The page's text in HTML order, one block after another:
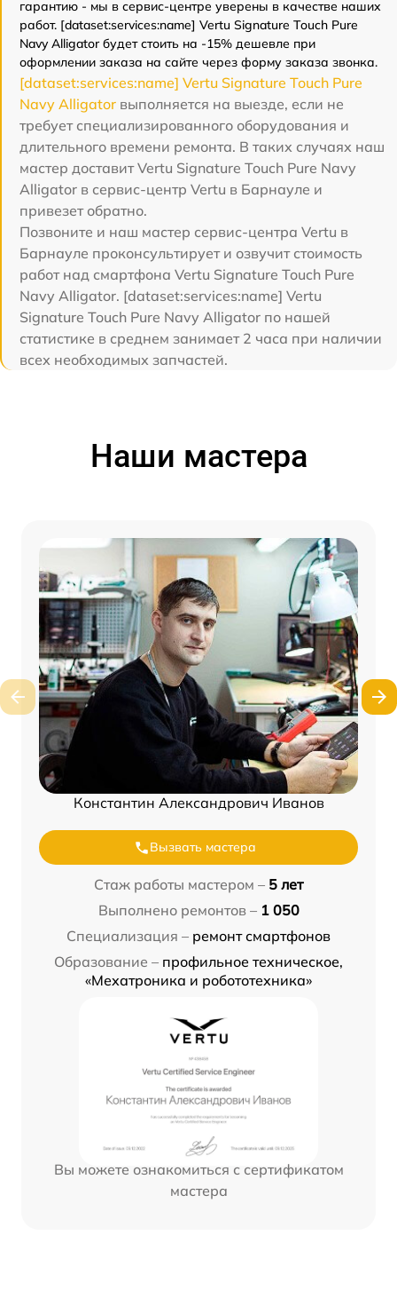
гарантию - мы в сервис-центре уверены в качестве наших
работ. [dataset:services:name] Vertu Signature Touch Pure
Navy Alligator будет стоить на -15% дешевле при
оформлении заказа на сайте через форму заказа звонка.
[dataset:services:name] Vertu Signature Touch Pure
Navy Alligator выполняется на выезде, если не
требует специализированного оборудования и
длительного времени ремонта. В таких случаях наш
мастер доставит Vertu Signature Touch Pure Navy
Alligator в сервис-центр Vertu в Барнауле и
привезет обратно.
Позвоните и наш мастер сервис-центра Vertu в
Барнауле проконсультирует и озвучит стоимость
работ над смартфона Vertu Signature Touch Pure
Navy Alligator. [dataset:services:name] Vertu
Signature Touch Pure Navy Alligator по нашей
статистике в среднем занимает 2 часа при наличии
всех необходимых запчастей.
Наши мастера
Константин Александрович Иванов
Вызвать мастера
Стаж работы мастером – 5 лет
Выполнено ремонтов – 1 050
Специализация – ремонт смартфонов
Образование – профильное техническое,
«Мехатроника и робототехника»
Вы можете ознакомиться с сертификатом
мастера